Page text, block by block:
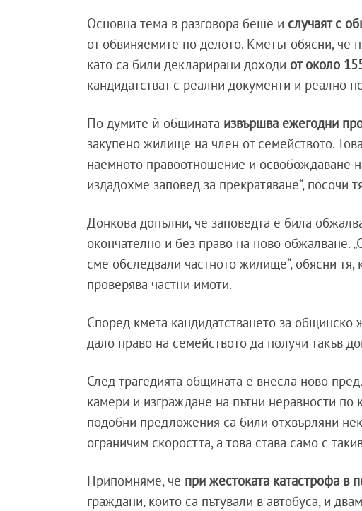
Основна тема в разговора беше и случаят с
от обвиняемите по делото. Кметът обясни, че
като са били декларирани доходи от около
кандидатстват с реални документи и реално
По думите ѝ общината извършва ежегодни
закупено жилище на член от семейството.
наемното правоотношение и освобождаване
издадохме заповед за прекратяване“, посочи
Донкова допълни, че заповедта е била
окончателно и без право на ново обжалване.
сме обследвали частното жилище“, обясни
проверява частни имоти.
Според кмета кандидатстването за
дало право на семейството да получи такъв
След трагедията общината е внесла ново
камери и изграждане на пътни неравности по
подобни предложения са били отхвърляни
ограничим скоростта, а това става само с
Припомняме, че при жестоката катастрофа в
граждани, които са пътували в автобуса, и